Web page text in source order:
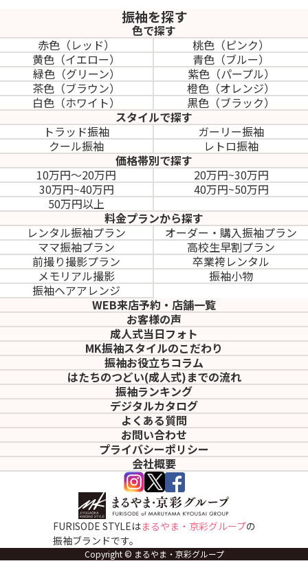
振袖を探す
色で探す
赤色（レッド）
桃色（ピンク）
黄色（イエロー）
青色（ブルー）
緑色（グリーン）
紫色（パープル）
茶色（ブラウン）
橙色（オレンジ）
白色（ホワイト）
黒色（ブラック）
スタイルで探す
トラッド振袖
ガーリー振袖
クール振袖
レトロ振袖
価格帯別で探す
10万円～20万円
20万円~30万円
30万円~40万円
40万円~50万円
50万円以上
料金プランから探す
レンタル振袖プラン
オーダー・購入振袖プラン
ママ振袖プラン
高校生早割プラン
前撮り撮影プラン
卒業袴レンタル
メモリアル撮影
振袖小物
振袖ヘアアレンジ
WEB来店予約・店舗一覧
お客様の声
成人式当日フォト
MK振袖スタイルのこだわり
振袖お役立ちコラム
はたちのつどい(成人式)までの流れ
振袖ランキング
デジタルカタログ
よくある質問
お問い合わせ
プライバシーポリシー
会社概要
FURISODE STYLEはまるやま・京彩グループの
振袖ブランドです。
Copyright © まるやま・京彩グループ